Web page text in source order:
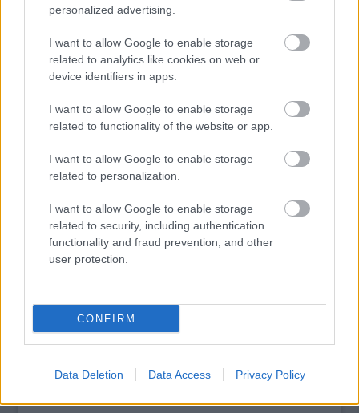
personalized advertising.
I want to allow Google to enable storage
related to analytics like cookies on web or
device identifiers in apps.
I want to allow Google to enable storage
related to functionality of the website or app.
I want to allow Google to enable storage
related to personalization.
I want to allow Google to enable storage
related to security, including authentication
functionality and fraud prevention, and other
user protection.
CONFIRM
Data Deletion Data Access Privacy Policy
Építészet Képző Rejtélyek
AZ EMBERSÉG ÜNNEPE
EGY VÁLOGATOTT TÁRSASÁGRA”